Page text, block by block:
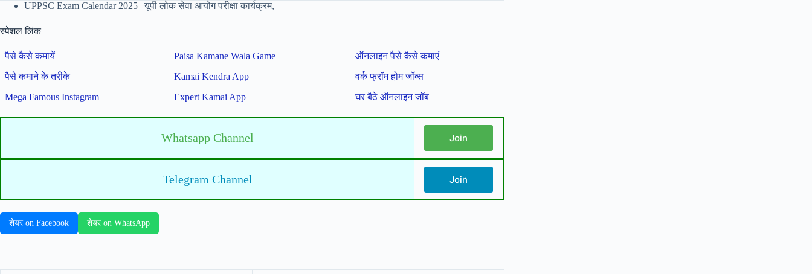
UPPSC Exam Calendar 2025 | यूपी लोक सेवा आयोग परीक्षा कार्यक्रम,
स्पेशल लिंक
पैसे कैसे कमायें Paisa Kamane Wala Game
ऑनलाइन पैसे कैसे कमाएं
पैसे कमाने के तरीके
Kamai Kendra App
वर्क फ्रॉम होम जॉब्स
Mega Famous Instagram
Expert Kamai App घर बैठे ऑनलाइन जॉब
Whatsapp Channel Join
Telegram Channel Join
शेयर on Facebook शेयर on WhatsApp